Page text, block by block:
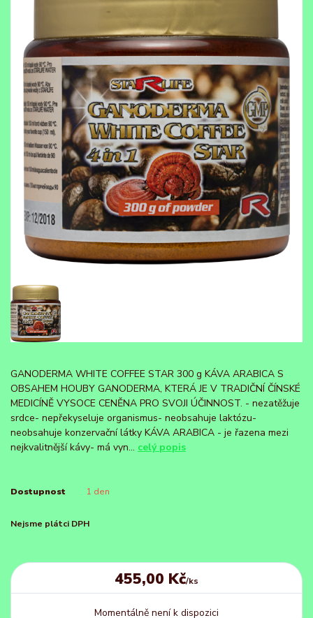
GANODERMA WHITE COFFEE STAR 300 g KÁVA ARABICA S
OBSAHEM HOUBY GANODERMA, KTERÁ JE V TRADIČNÍ ČÍNSKÉ
MEDICÍNĚ VYSOCE CENĚNA PRO SVOJI ÚČINNOST. - nezatěžuje
srdce- nepřekyseluje organismus- neobsahuje laktózu-
neobsahuje konzervační látky KÁVA ARABICA - je řazena mezi
nejkvalitnější kávy- má vyn... celý popis
Dostupnost 1 den
Nejsme plátci DPH
455,00 Kč/ks
Momentálně není k dispozici